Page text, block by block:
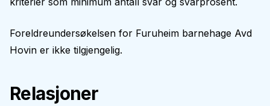
Foreldreundersøkelsen for Furuheim barnehage Avd
Hovin er ikke tilgjengelig.
Relasjoner